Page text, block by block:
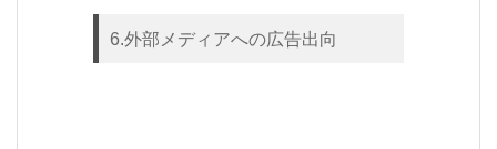
6.外部メディアへの広告出向